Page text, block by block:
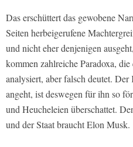
Das erschüttert das gewobene
Seiten herbeigerufene
und nicht eher denjenigen
kommen zahlreiche Paradoxa,
analysiert, aber falsch deutet.
angeht, ist deswegen für ihn so
und Heucheleien überschattet.
und der Staat braucht Elon Musk.